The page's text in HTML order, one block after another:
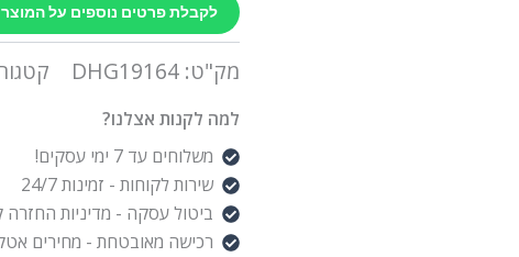
לקבלת פרטים נוספים על המוצר
מק"ט: DHG19164
למה לקנות אצלנו?
משלוחים עד 7 ימי עסקים!
שירות לקוחות - זמינות 24/7
ביטול עסקה - מדיניות
רכישה מאובטחת - מחירים